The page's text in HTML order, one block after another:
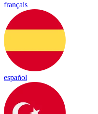
français
español